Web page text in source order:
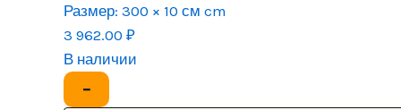
Размер: 300 × 10 см cm
3 962.00 ₽
В наличии
−